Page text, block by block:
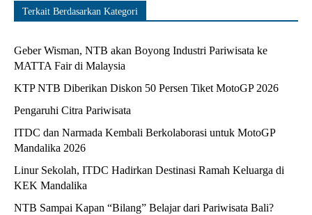
Terkait Berdasarkan Kategori
Geber Wisman, NTB akan Boyong Industri Pariwisata ke
MATTA Fair di Malaysia
KTP NTB Diberikan Diskon 50 Persen Tiket MotoGP 2026
Pengaruhi Citra Pariwisata
ITDC dan Narmada Kembali Berkolaborasi untuk MotoGP
Mandalika 2026
Linur Sekolah, ITDC Hadirkan Destinasi Ramah Keluarga di
KEK Mandalika
NTB Sampai Kapan “Bilang” Belajar dari Pariwisata Bali?